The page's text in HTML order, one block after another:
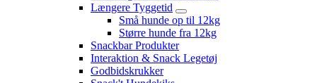
Længere Tyggetid
Små hunde op til 12kg
Større hunde fra 12kg
Snackbar Produkter
Interaktion & Snack Legetøj
Godbidskrukker